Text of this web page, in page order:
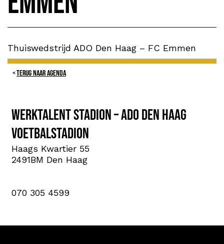
Thuiswedstrijd ADO Den Haag – FC Emmen
TERUG NAAR AGENDA
WerkTalent Stadion – ADO Den Haag
voetbalstadion
Haags Kwartier 55
2491BM Den Haag
070 305 4599